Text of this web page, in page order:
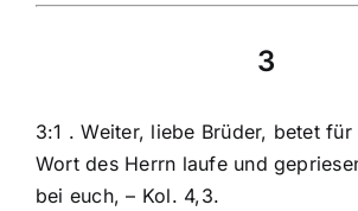
3
3:1 . Weiter, liebe Brüder, betet
Wort des Herrn laufe und
bei euch, – Kol. 4,3.